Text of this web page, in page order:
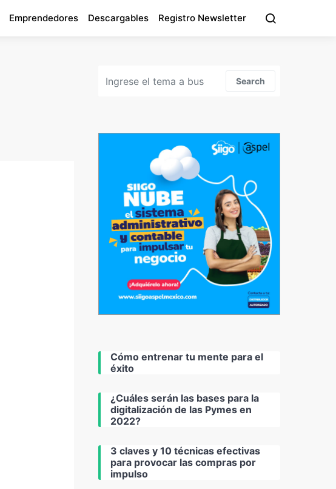
Emprendedores Descargables Registro Newsletter
Search
Cómo entrenar tu mente para el
éxito
¿Cuáles serán las bases para la
digitalización de las Pymes en
2022?
3 claves y 10 técnicas efectivas
para provocar las compras por
impulso